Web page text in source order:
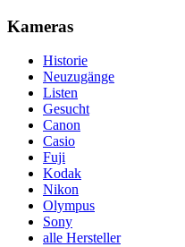
Kameras
Historie
Neuzugänge
Listen
Gesucht
Canon
Casio
Fuji
Kodak
Nikon
Olympus
Sony
alle Hersteller